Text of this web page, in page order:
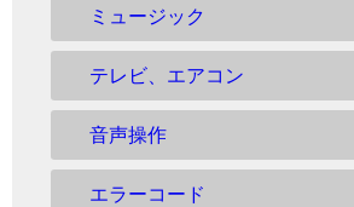
ミュージック
テレビ、エアコン
音声操作
エラーコード